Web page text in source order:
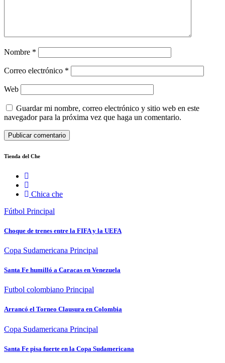
Nombre *
Correo electrónico *
Web
Guardar mi nombre, correo electrónico y sitio web en este
navegador para la próxima vez que haga un comentario.
Tienda del Che
Chica che
Fútbol Principal
Choque de trenes entre la FIFA y la UEFA
Copa Sudamericana Principal
Santa Fe humilló a Caracas en Venezuela
Futbol colombiano Principal
Arrancó el Torneo Clausura en Colombia
Copa Sudamericana Principal
Santa Fe pisa fuerte en la Copa Sudamericana